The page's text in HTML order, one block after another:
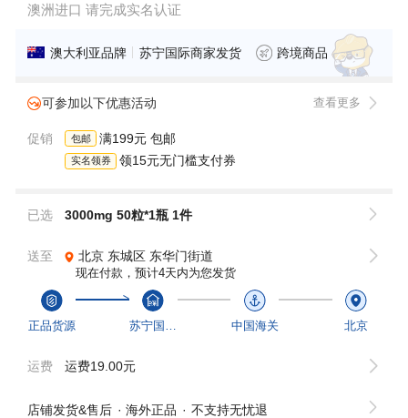
澳洲进口 请完成实名认证
澳大利亚品牌 苏宁国际商家发货 跨境商品
可参加以下优惠活动 查看更多
促销 包邮 满199元 包邮
实名领券 领15元无门槛支付券
已选 3000mg 50粒*1瓶 1件
送至 北京 东城区 东华门街道
现在付款，预计4天内为您发货
正品货源 中国海关 北京
运费 运费19.00元
店铺发货&售后 海外正品 不支持无忧退